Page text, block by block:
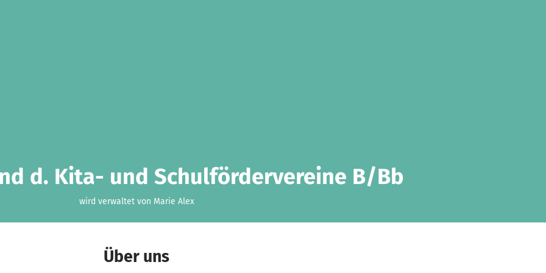
d. Kita- und Schulfördervereine B/Bb
wird verwaltet von Marie Alex
Über uns